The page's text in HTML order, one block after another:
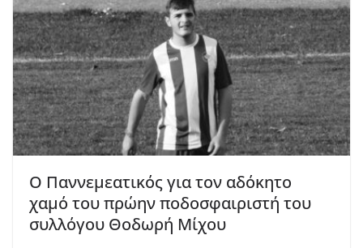
Ο Παννεμεατικός για τον αδόκητο
χαμό του πρώην ποδοσφαιριστή του
συλλόγου Θοδωρή Μίχου